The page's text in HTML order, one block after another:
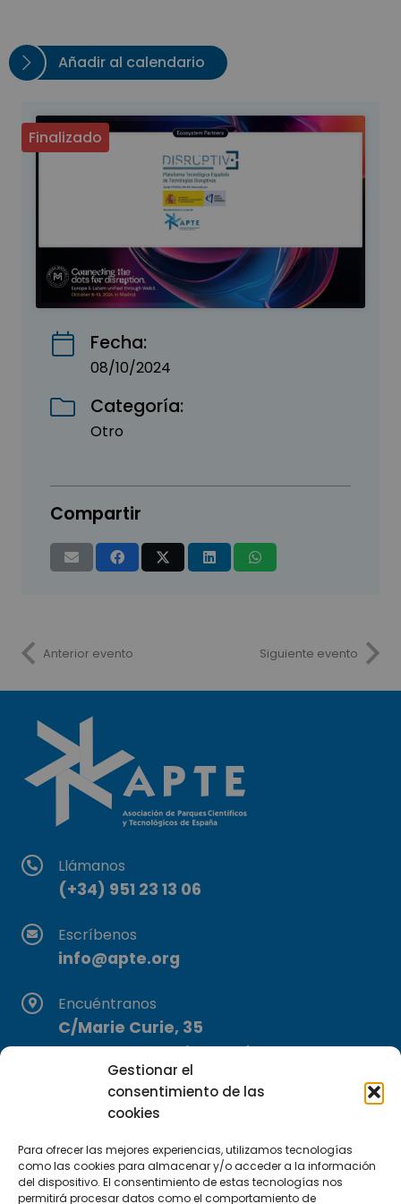
Gestionar el
consentimiento de las
cookies
Para ofrecer las mejores experiencias, utilizamos tecnologías
como las cookies para almacenar y/o acceder a la información
del dispositivo. El consentimiento de estas tecnologías nos
permitirá procesar datos como el comportamiento de
Finalizado
Fecha:
08/10/2024
Categoría:
Otro
Compartir
Añadir al calendario
Anterior evento Siguiente evento
Llámanos
(+34) 951 23 13 06
Escríbenos
info@apte.org
Encuéntranos
C/Marie Curie, 35
29590 Campanillas, Málaga